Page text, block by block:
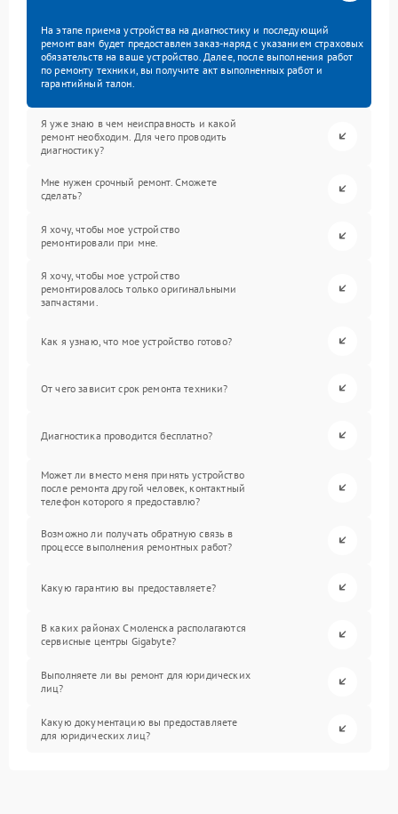
На этапе приема устройства на диагностику и последующий
ремонт вам будет предоставлен заказ-наряд с указанием страховых
обязательств на ваше устройство. Далее, после выполнения работ
по ремонту техники, вы получите акт выполненных работ и
гарантийный талон.
Я уже знаю в чем неисправность и какой
ремонт необходим. Для чего проводить
диагностику?
Мне нужен срочный ремонт. Сможете
сделать?
Я хочу, чтобы мое устройство
ремонтировали при мне.
Я хочу, чтобы мое устройство
ремонтировалось только оригинальными
запчастями.
Как я узнаю, что мое устройство готово?
От чего зависит срок ремонта техники?
Диагностика проводится бесплатно?
Может ли вместо меня принять устройство
после ремонта другой человек, контактный
телефон которого я предоставлю?
Возможно ли получать обратную связь в
процессе выполнения ремонтных работ?
Какую гарантию вы предоставляете?
В каких районах Смоленска располагаются
сервисные центры Gigabyte?
Выполняете ли вы ремонт для юридических
лиц?
Какую документацию вы предоставляете
для юридических лиц?